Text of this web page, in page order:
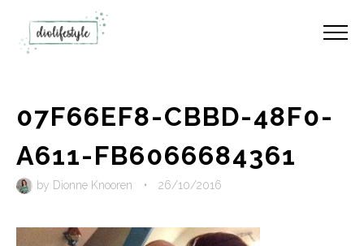
07F66EF8-CBBD-48F0-
A611-FB6066684361
by Dionne Knooren • 26/10/2016